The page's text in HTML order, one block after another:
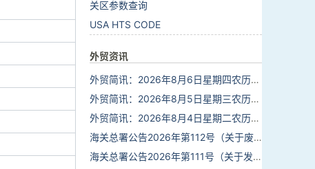
关区参数查询
USA HTS CODE
外贸资讯
外贸简讯：2026年8月6日星期四农历六月廿四
外贸简讯：2026年8月5日星期三农历六月廿三
外贸简讯：2026年8月4日星期二农历六月廿二
海关总署公告2026年第112号（关于废止部分卫生检疫类规范性文件的公告）
海关总署公告2026年第111号（关于发布《进出境动植物检疫处理监督管理工作规定》《进出境卫生处理监督管理工作规定》的公告）